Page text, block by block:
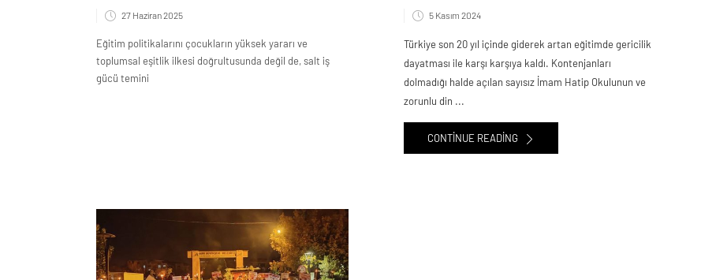
27 Haziran 2025
Eğitim politikalarını çocukların yüksek yararı ve
toplumsal eşitlik ilkesi doğrultusunda değil de, salt iş
gücü temini
5 Kasım 2024
Türkiye son 20 yıl içinde giderek artan eğitimde gericilik
dayatması ile karşı karşıya kaldı. Kontenjanları
dolmadığı halde açılan sayısız İmam Hatip Okulunun ve
zorunlu din ...
CONTINUE READING